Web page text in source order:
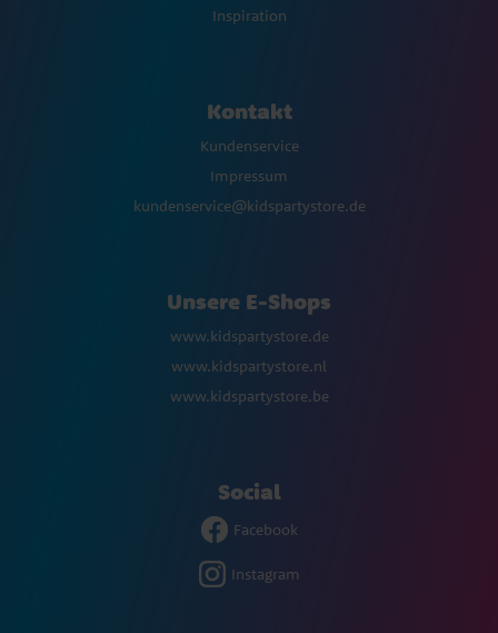
Inspiration
Kontakt
Kundenservice
Impressum
kundenservice@kidspartystore.de
Unsere E-Shops
www.kidspartystore.de
www.kidspartystore.nl
www.kidspartystore.be
Social
Facebook
Instagram